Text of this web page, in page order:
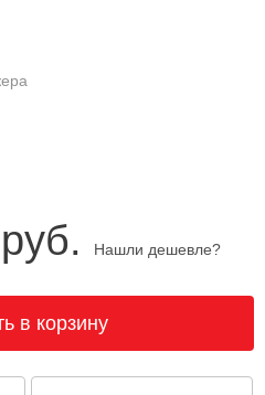
Нашли дешевле?